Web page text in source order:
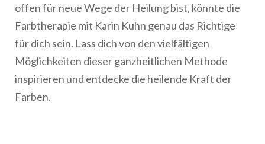
offen für neue Wege der Heilung bist, könnte die
Farbtherapie mit Karin Kuhn genau das Richtige
für dich sein. Lass dich von den vielfältigen
Möglichkeiten dieser ganzheitlichen Methode
inspirieren und entdecke die heilende Kraft der
Farben.